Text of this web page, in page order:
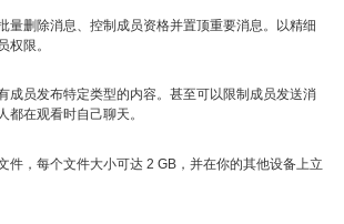
量删除消息、控制成员资格并置顶重要消息。以精细
权限。
成员发布特定类型的内容。甚至可以限制成员发送消
在观看时自己聊天。
件，每个文件大小可达 2 GB，并在你的其他设备上立